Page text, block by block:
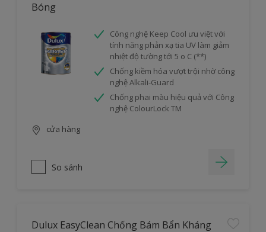
Bóng
Công nghệ Keep Cool ưu việt với
tính năng phản xạ tia UV làm giảm
nhiệt độ tường tới 5 o C (**)
Chống kiềm hóa vượt trội nhờ công
nghệ Alkali-Guard
Chống phai màu hiệu quả với Công
nghệ ColourLock TM
cửa hàng
So sánh
Dulux EasyClean Chống Bám Bẩn Kháng